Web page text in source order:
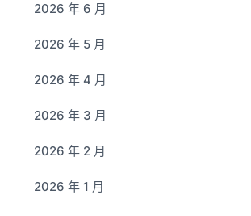
2026 年 6 月
2026 年 5 月
2026 年 4 月
2026 年 3 月
2026 年 2 月
2026 年 1 月